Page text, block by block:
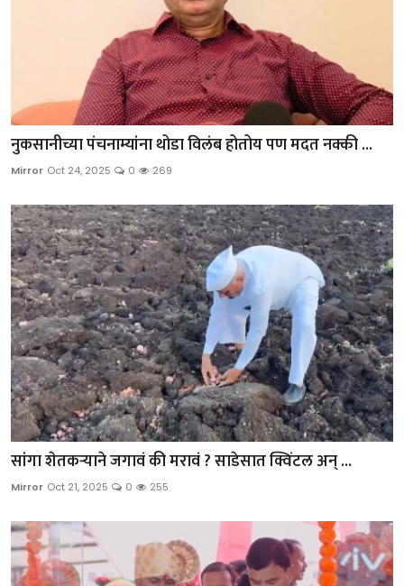
नुकसानीच्या पंचनाम्यांना थोडा विलंब होतोय पण मदत नक्की ...
Mirror Oct 24, 2025 0 269
सांगा शेतकऱ्याने जगावं की मरावं ? साडेसात क्विंटल अन् ...
Mirror Oct 21, 2025 0 255